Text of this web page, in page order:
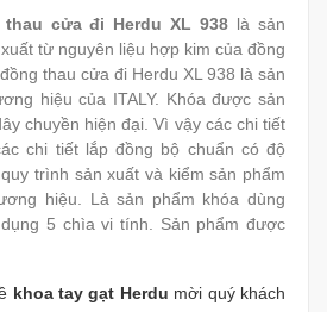
cửa đi Herdu XL 938 là sản
từ nguyên liệu hợp kim của đồng
thau cửa đi Herdu XL 938 là sản
hiệu của ITALY. Khóa được sản
chuyền hiện đại. Vì vậy các chi tiết
chi tiết lắp đồng bộ chuẩn có độ
trình sản xuất và kiểm sản phẩm
hiệu. Là sản phẩm khóa dùng
5 chìa vi tính. Sản phẩm được
khoa tay gạt Herdu mời quý khách